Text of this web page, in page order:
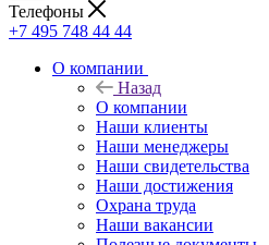
Телефоны
+7 495 748 44 44
О компании
Назад
О компании
Наши клиенты
Наши менеджеры
Наши свидетельства
Наши достижения
Охрана труда
Наши вакансии